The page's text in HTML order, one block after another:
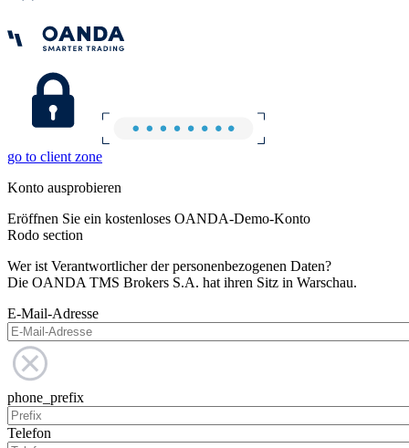
go to client zone
Konto ausprobieren
Eröffnen Sie ein kostenloses OANDA-Demo-Konto
Rodo section
Wer ist Verantwortlicher der personenbezogenen Daten?
Die OANDA TMS Brokers S.A. hat ihren Sitz in Warschau.
E-Mail-Adresse
phone_prefix
Telefon